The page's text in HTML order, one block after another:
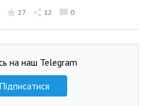
27 12 0
на наш Telegram
Підписатися